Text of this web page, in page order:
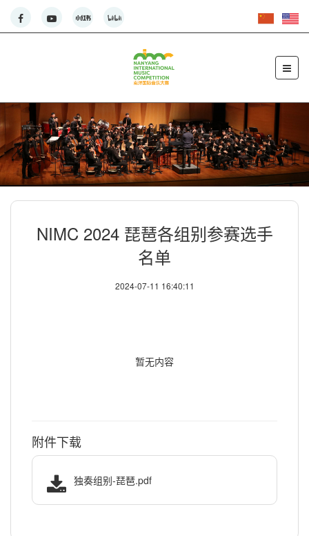
NIMC 2024 琵琶各组别参赛选手
名单
2024-07-11 16:40:11
暂无内容
附件下载
独奏组别-琵琶.pdf